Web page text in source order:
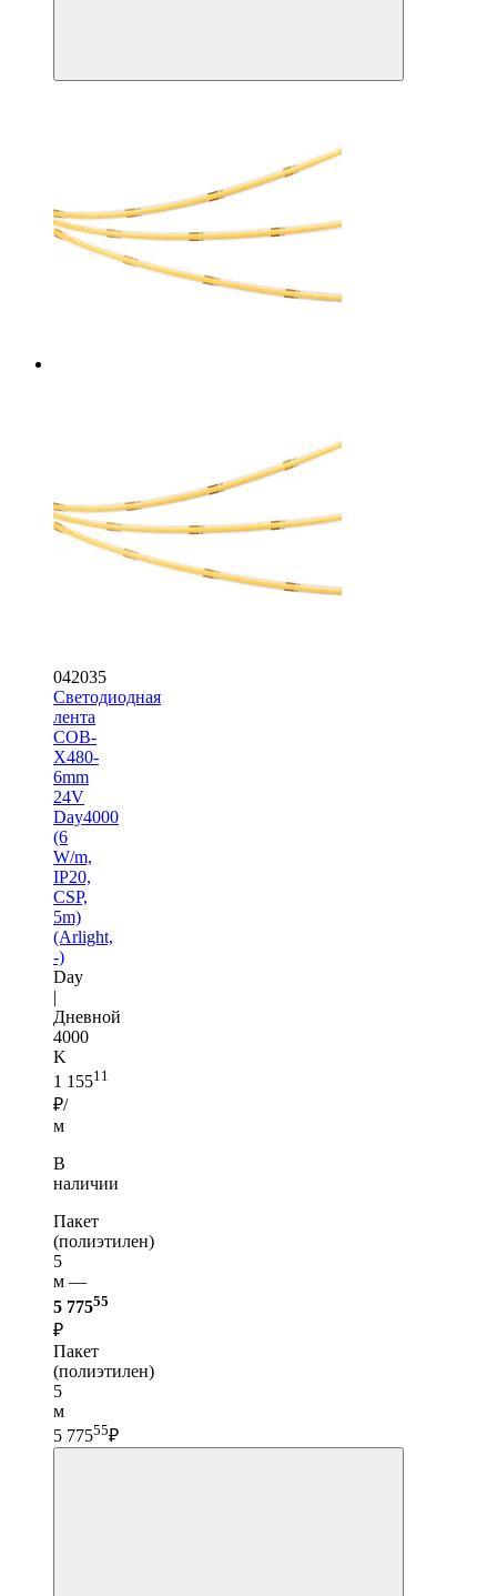
042035
Светодиодная
лента
COB-
X480-
6mm
24V
Day4000
(6
W/m,
IP20,
CSP,
5m)
(Arlight,
-)
Day
|
Дневной
4000
K
1 15511
₽/
м
В
наличии
Пакет
(полиэтилен)
5
м —
5 77555
₽
Пакет
(полиэтилен)
5
м
5 77555₽